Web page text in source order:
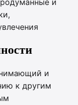
и
и
к другим